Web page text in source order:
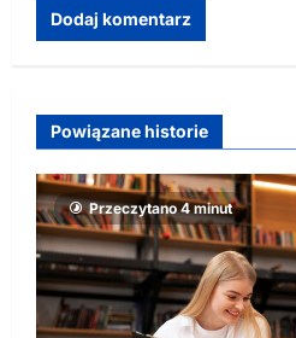
Powiązane historie
Przeczytano 4 minut